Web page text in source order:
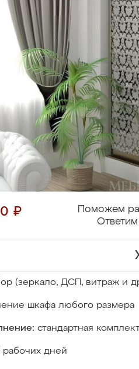
₽
Поможем
(зеркало, ДСП, витраж и
шкафа любого размера
стандартная
рабочих дней